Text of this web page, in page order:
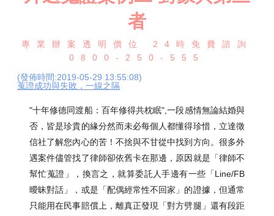
者
專業辦案透明價位 24時免費諮詢
0800-250-555
(發佈時間:2019-05-29 13:55:08)
蒐證成功與失敗，一線之隔
"十年修德同渡船：百年修得共枕眠",一段感情無論結婚與
否，皆是珍貴的緣分然而未必每個人都懂得珍惜，立達徵
信社了解您內心的苦！不捨與不甘從中找到方向。很多外
遇案件儘管找了律師卻依舊卡在那邊，原因就是「律師不
幫忙蒐證」，換言之，就算委託人手邊有一些「Line/FB
曖昧對話」，或是「配偶經常性不回家」的證據，但通常
只能用在民事賠償上，離真正發現「對方劈腿」還有段距